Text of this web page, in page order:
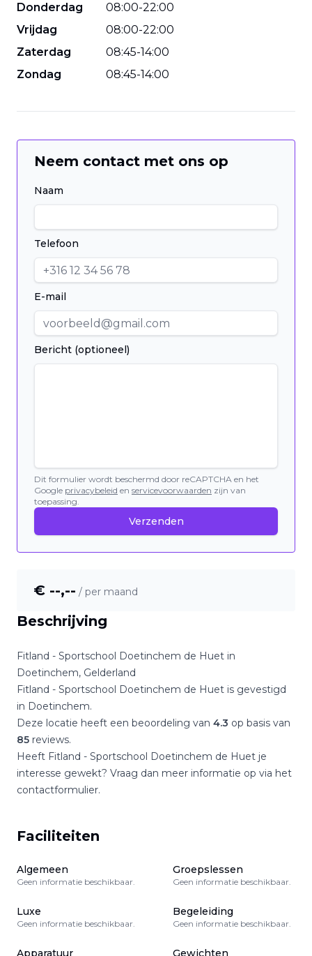
Donderdag
08:00-22:00
Vrijdag
08:00-22:00
Zaterdag
08:45-14:00
Zondag
08:45-14:00
Beschrijving
Fitland - Sportschool Doetinchem de Huet in
Doetinchem, Gelderland
Fitland - Sportschool Doetinchem de Huet is gevestigd
in Doetinchem.
Deze locatie heeft een beoordeling van 4.3 op basis van
85 reviews.
Heeft Fitland - Sportschool Doetinchem de Huet je
interesse gewekt? Vraag dan meer informatie op via het
contactformulier.
Faciliteiten
Algemeen
Geen informatie beschikbaar.
Groepslessen
Geen informatie beschikbaar.
Luxe
Geen informatie beschikbaar.
Begeleiding
Geen informatie beschikbaar.
Apparatuur Gewichten
Neem contact met ons op
Naam
Telefoon
E-mail
Bericht (optioneel)
Dit formulier wordt beschermd door reCAPTCHA en het
Google privacybeleid en servicevoorwaarden zijn van
toepassing.
Verzenden
€ --,-- / per maand